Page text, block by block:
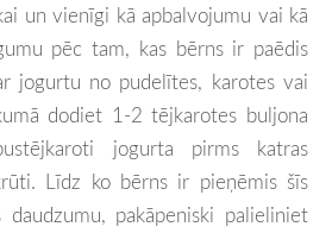
un vienīgi kā apbalvojumu vai kā
pēc tam, kas bērns ir paēdis
jogurtu no pudelītes, karotes vai
dodiet 1-2 tējkarotes buljona
jogurta pirms katras
Līdz ko bērns ir pieņēmis šīs
daudzumu, pakāpeniski palieliniet